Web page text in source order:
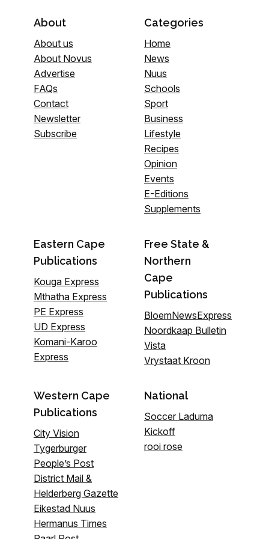
About
About us
About Novus
Advertise
FAQs
Contact
Newsletter
Subscribe
Categories
Home
News
Nuus
Schools
Sport
Business
Lifestyle
Recipes
Opinion
Events
E-Editions
Supplements
Eastern Cape
Publications
Kouga Express
Mthatha Express
PE Express
UD Express
Komani-Karoo
Express
Free State &
Northern
Cape
Publications
BloemNewsExpress
Noordkaap Bulletin
Vista
Vrystaat Kroon
Western Cape
Publications
City Vision
Tygerburger
People’s Post
District Mail &
Helderberg Gazette
Eikestad Nuus
Hermanus Times
National
Soccer Laduma
Kickoff
rooi rose